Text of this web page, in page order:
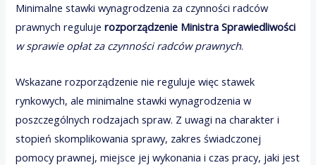
Minimalne stawki wynagrodzenia za czynności radców
prawnych regulujerozporządzenie Ministra Sprawiedliwości
w sprawie opłat za czynności radców prawnych.
Wskazane rozporządzenie nie reguluje więc stawek
rynkowych, ale minimalne stawki wynagrodzenia w
poszczególnych rodzajach spraw. Z uwagi na charakter i
stopień skomplikowania sprawy, zakres świadczonej
pomocy prawnej, miejsce jej wykonania i czas pracy, jaki jest